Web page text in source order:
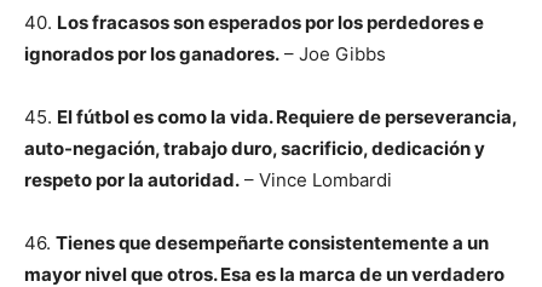
40. Los fracasos son esperados por los perdedores e
ignorados por los ganadores. – Joe Gibbs
45. El fútbol es como la vida. Requiere de perseverancia,
auto-negación, trabajo duro, sacrificio, dedicación y
respeto por la autoridad. – Vince Lombardi
46. Tienes que desempeñarte consistentemente a un
mayor nivel que otros. Esa es la marca de un verdadero